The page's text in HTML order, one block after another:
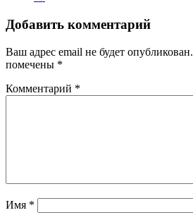
Добавить комментарий
Ваш адрес email не будет опубликован.
помечены *
Комментарий *
Имя *